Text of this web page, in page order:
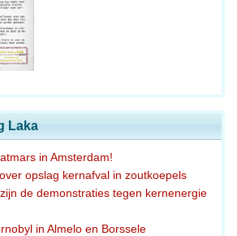
Laka
in Amsterdam!
opslag kernafval in zoutkoepels
de demonstraties tegen kernenergie
in Almelo en Borssele